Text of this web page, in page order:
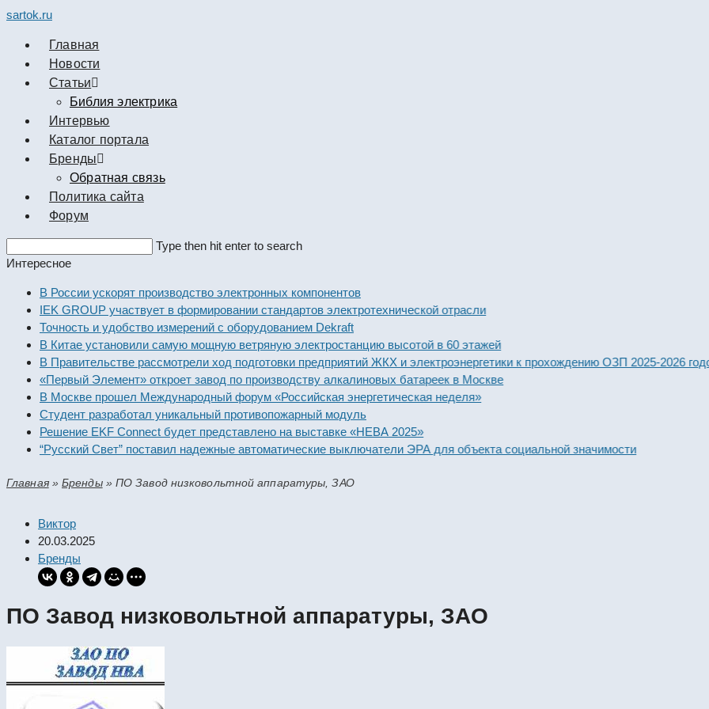
sartok.ru
Главная
Новости
Cтатьи
Библия электрика
Интервью
Каталог портала
Бренды
Обратная связь
Политика сайта
Форум
this
Type then hit enter to search
Интересное
В России ускорят производство электронных компонентов
IEK GROUP участвует в формировании стандартов электротехнической отрасли
Точность и удобство измерений с оборудованием Dekraft
В Китае установили самую мощную ветряную электростанцию высотой в 60 этажей
В Правительстве рассмотрели ход подготовки предприятий ЖКХ и электроэнергетики к прохождению ОЗП 2025-2026
«Первый Элемент» откроет завод по производству алкалиновых батареек в Москве
В Москве прошел Международный форум «Российская энергетическая неделя»
Студент разработал уникальный противопожарный модуль
Решение EKF Connect будет представлено на выставке «НЕВА 2025»
“Русский Свет” поставил надежные автоматические выключатели ЭРА для объекта социальной значимости
Главная»Бренды» ПО Завод низковольтной аппаратуры, ЗАО
Виктор
20.03.2025
Бренды
ПО Завод низковольтной аппаратуры, ЗАО